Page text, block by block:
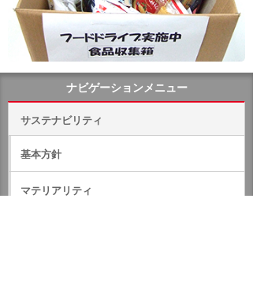
ナビゲーションメニュー
サステナビリティ
基本方針
マテリアリティ